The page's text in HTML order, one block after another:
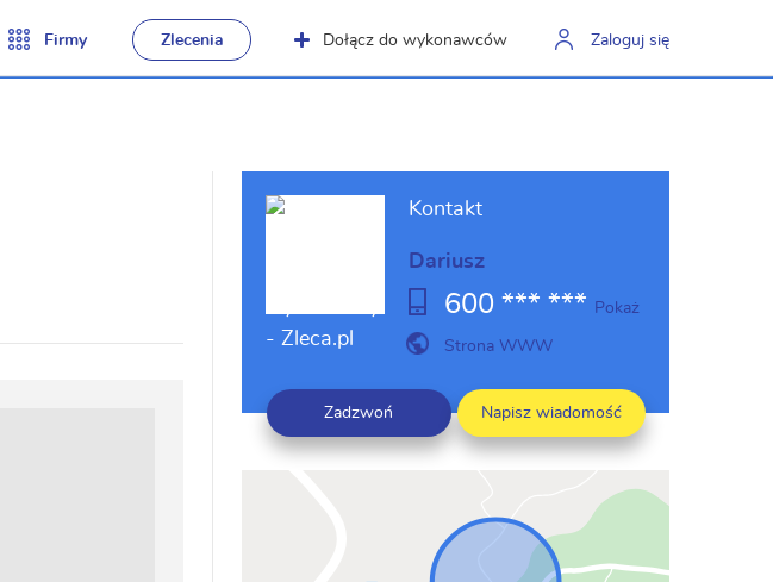
Firmy Zlecenia Dołącz do wykonawców Zaloguj się
Kontakt
Dariusz
600 *** *** Pokaż
Strona WWW
Zadzwoń Napisz wiadomość